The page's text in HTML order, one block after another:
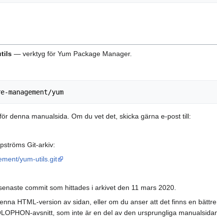
— verktyg för Yum Package Manager.
denna manualsida. Om du vet det, skicka gärna e-post till:
Git-arkiv:
yum-utils.git
commit som hittades i arkivet den 11 mars 2020.
HTML-version av sidan, eller om du anser att det finns en
avsnitt, som inte är en del av den ursprungliga